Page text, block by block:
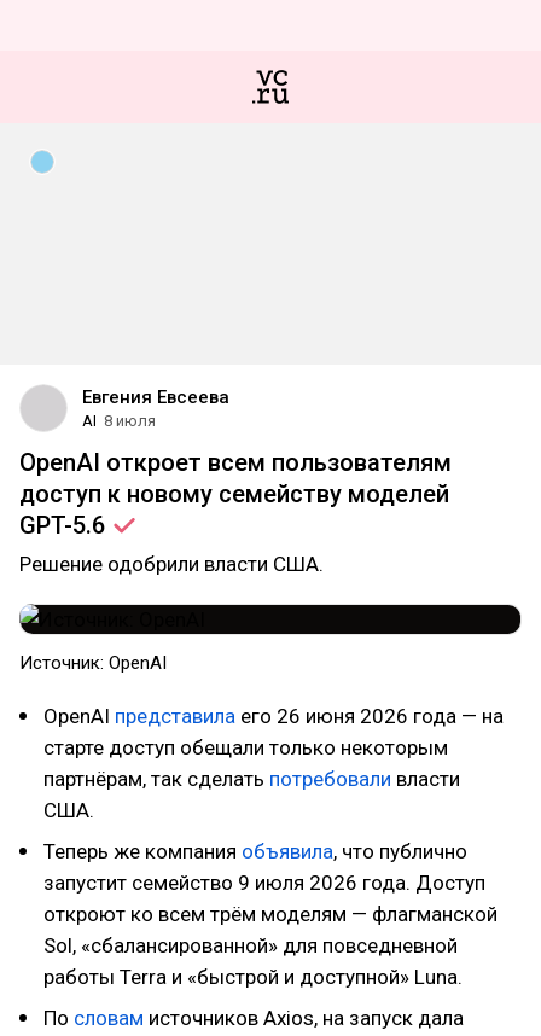
Евгения Евсеева
AI 8 июля
OpenAI откроет всем пользователям
доступ к новому семейству моделей
GPT-5.6
Решение одобрили власти США.
Источник: OpenAI
OpenAI представила его 26 июня 2026 года — на
старте доступ обещали только некоторым
партнёрам, так сделать потребовали власти
США.
Теперь же компания объявила, что публично
запустит семейство 9 июля 2026 года. Доступ
откроют ко всем трём моделям — флагманской
Sol, «сбалансированной» для повседневной
работы Terra и «быстрой и доступной» Luna.
По словам источников Axios, на запуск дала